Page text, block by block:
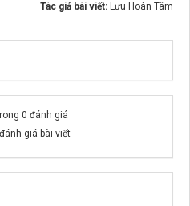
Tác giả bài viết: Lưu Hoàn Tâm
0 đánh giá
giá bài viết